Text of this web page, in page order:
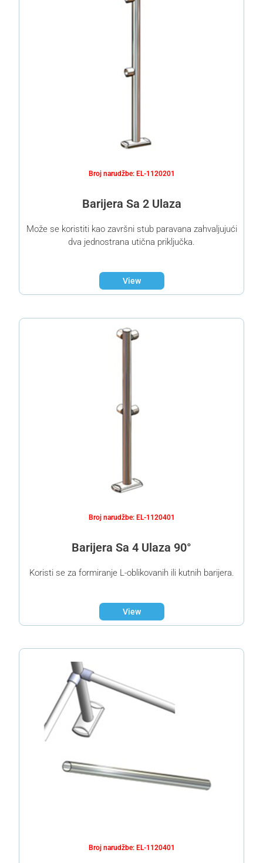
Broj narudžbe: EL-1120201
Barijera Sa 2 Ulaza
Može se koristiti kao završni stub paravana zahvaljujući
dva jednostrana utična priključka.
View
Broj narudžbe: EL-1120401
Barijera Sa 4 Ulaza 90°
Koristi se za formiranje L-oblikovanih ili kutnih barijera.
View
Broj narudžbe: EL-1120401